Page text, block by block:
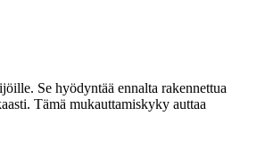
Se hyödyntää ennalta rakennettua
Tämä mukauttamiskyky auttaa